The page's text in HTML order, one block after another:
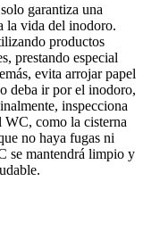
garantiza una
la vida del inodoro.
productos
prestando especial
evita arrojar papel
deba ir por el inodoro,
inspecciona
WC, como la cisterna
no haya fugas ni
se mantendrá limpio y